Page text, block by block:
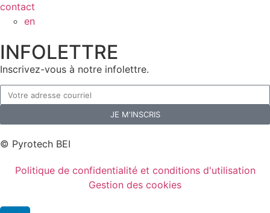
contact
en
INFOLETTRE
Inscrivez-vous à notre infolettre.
JE M'INSCRIS
© Pyrotech BEI
Politique de confidentialité et conditions d'utilisation
Gestion des cookies